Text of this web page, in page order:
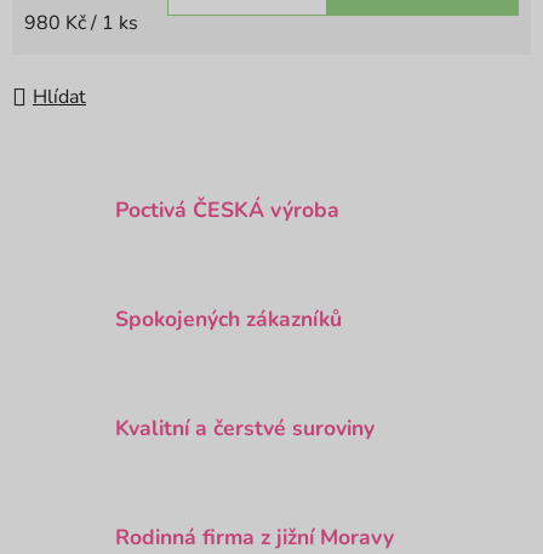
Měrná cena:
980 Kč / 1 ks
Hlídat
Poctivá ČESKÁ výroba
Spokojených zákazníků
Kvalitní a čerstvé suroviny
Rodinná firma z jižní Moravy